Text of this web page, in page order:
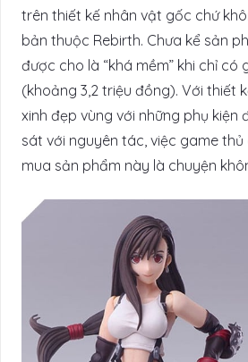
trên thiết kế nhân vật gốc chứ
bản thuộc Rebirth. Chưa kể sản
được cho là “khá mềm” khi chỉ có
(khoảng 3,2 triệu đồng). Với thiết
xinh đẹp vùng với những phụ kiện
sát với nguyên tác, việc game
mua sản phẩm này là chuyện